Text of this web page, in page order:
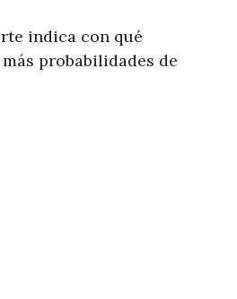
indica con qué
probabilidades de